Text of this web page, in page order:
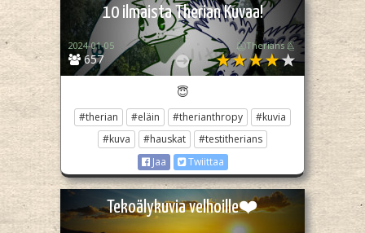
10 ilmaista Therian Kuvaa!
657
2024-01-05 ⨺⃝ Therians ⨺⃝
😇
#therian #eläin #therianthropy
#kuvia
#kuva
#hauskat
#testitherians
Jaa
Twiittaa
Tekoälykuvia velhoille❤️